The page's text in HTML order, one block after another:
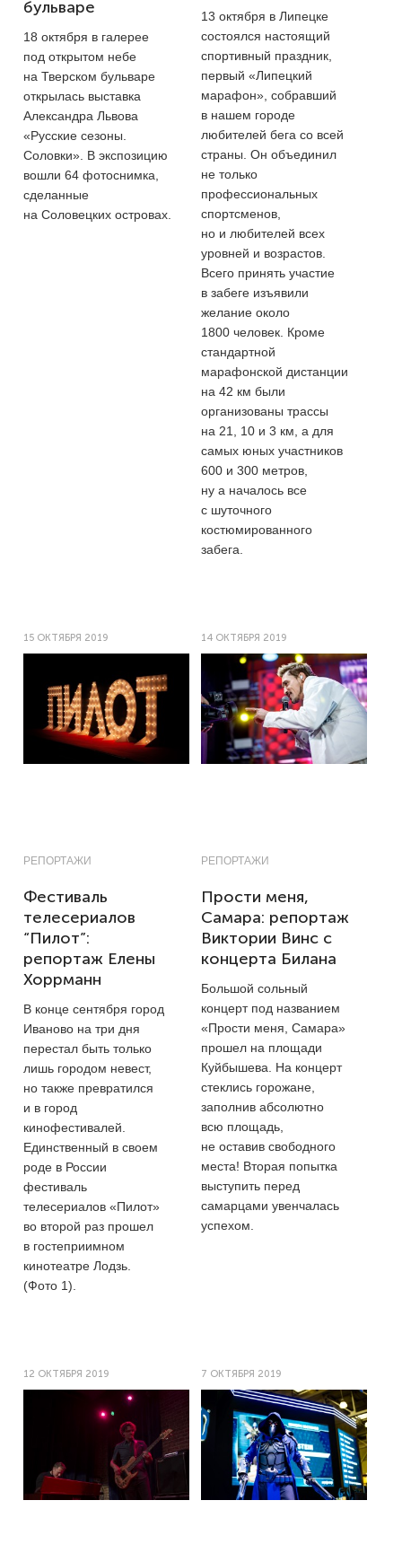
бульваре
18 октября в галерее
под открытом небе
на Тверском бульваре
открылась выставка
Александра Львова
«Русские сезоны.
Соловки». В экспозицию
вошли 64 фотоснимка,
сделанные
на Соловецких островах.
13 октября в Липецке
состоялся настоящий
спортивный праздник,
первый «Липецкий
марафон», собравший
в нашем городе
любителей бега со всей
страны. Он объединил
не только
профессиональных
спортсменов,
но и любителей всех
уровней и возрастов.
Всего принять участие
в забеге изъявили
желание около
1800 человек. Кроме
стандартной
марафонской дистанции
на 42 км были
организованы трассы
на 21, 10 и 3 км, а для
самых юных участников
600 и 300 метров,
ну а началось все
с шуточного
костюмированного
забега.
15 ОКТЯБРЯ 2019
РЕПОРТАЖИ
Фестиваль
телесериалов
“Пилот”:
репортаж Елены
Хоррманн
В конце сентября город
Иваново на три дня
перестал быть только
лишь городом невест,
но также превратился
и в город
кинофестивалей.
Единственный в своем
роде в России
фестиваль
телесериалов «Пилот»
во второй раз прошел
в гостеприимном
кинотеатре Лодзь.
(Фото 1).
14 ОКТЯБРЯ 2019
РЕПОРТАЖИ
Прости меня,
Самара: репортаж
Виктории Винс с
концерта Билана
Большой сольный
концерт под названием
«Прости меня, Самара»
прошел на площади
Куйбышева. На концерт
стеклись горожане,
заполнив абсолютно
всю площадь,
не оставив свободного
места! Вторая попытка
выступить перед
самарцами увенчалась
успехом.
12 ОКТЯБРЯ 2019 7 ОКТЯБРЯ 2019